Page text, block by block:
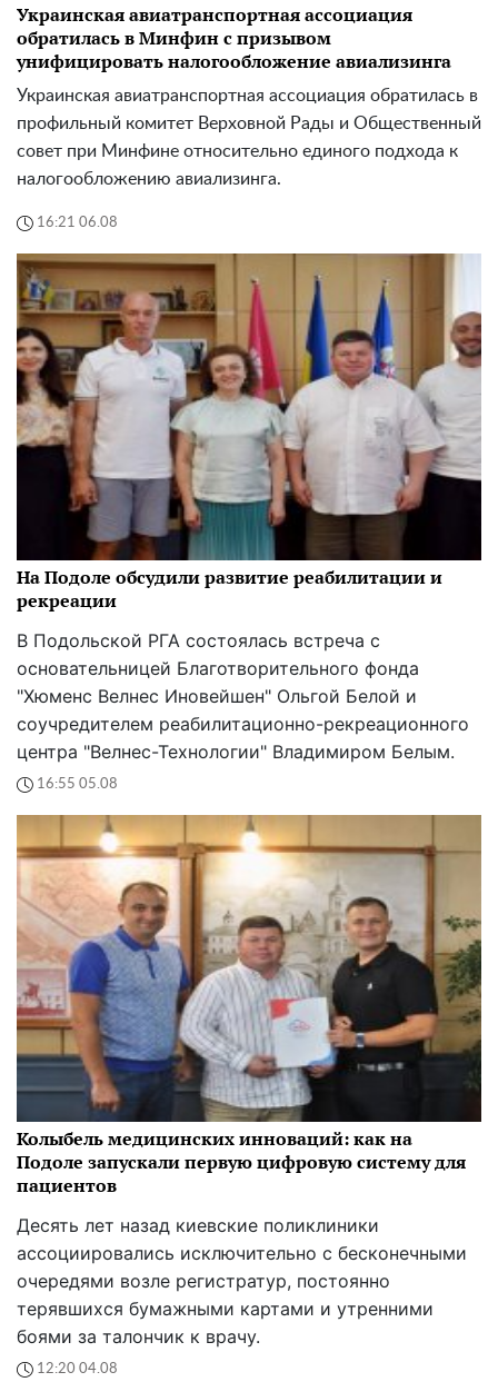
Украинская авиатранспортная ассоциация
обратилась в Минфин с призывом
унифицировать налогообложение авиализинга
Украинская авиатранспортная ассоциация обратилась в
профильный комитет Верховной Рады и Общественный
совет при Минфине относительно единого подхода к
налогообложению авиализинга.
16:21 06.08
На Подоле обсудили развитие реабилитации и
рекреации
В Подольской РГА состоялась встреча с
основательницей Благотворительного фонда
"Хюменс Велнес Иновейшен" Ольгой Белой и
соучредителем реабилитационно-рекреационного
центра "Велнес-Технологии" Владимиром Белым.
16:55 05.08
Колыбель медицинских инноваций: как на
Подоле запускали первую цифровую систему для
пациентов
Десять лет назад киевские поликлиники
ассоциировались исключительно с бесконечными
очередями возле регистратур, постоянно
терявшихся бумажными картами и утренними
боями за талончик к врачу.
12:20 04.08